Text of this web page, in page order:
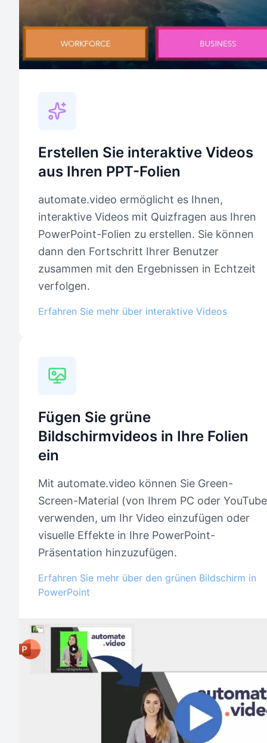
Erstellen Sie interaktive Videos
aus Ihren PPT-Folien
automate.video ermöglicht es Ihnen,
interaktive Videos mit Quizfragen aus Ihren
PowerPoint-Folien zu erstellen. Sie können
dann den Fortschritt Ihrer Benutzer
zusammen mit den Ergebnissen in Echtzeit
verfolgen.
Erfahren Sie mehr über interaktive Videos
Fügen Sie grüne
Bildschirmvideos in Ihre Folien
ein
Mit automate.video können Sie Green-
Screen-Material (von Ihrem PC oder
verwenden, um Ihr Video einzufügen oder
visuelle Effekte in Ihre PowerPoint-
Präsentation hinzuzufügen.
Erfahren Sie mehr über den grünen Bildschirm in
PowerPoint